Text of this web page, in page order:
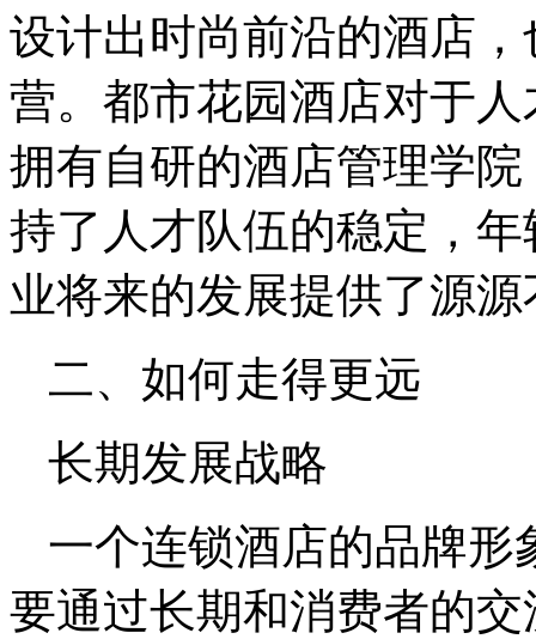
设计出时尚前沿的酒店
营。都市花园酒店对于
拥有自研的酒店管理学
持了人才队伍的稳定，
业将来的发展提供了源
二、如何走得更远
长期发展战略
一个连锁酒店的品牌形
要通过长期和消费者的